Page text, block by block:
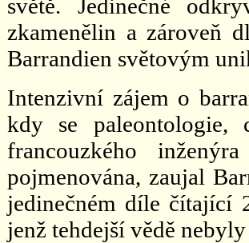
světě. Jedinečné
zkamenělin a zároveň
Barrandien světovým
Intenzivní zájem o
kdy se paleontologie,
francouzkého
pojmenována, zaujal
jedinečném díle čítající
jenž tehdejší vědě